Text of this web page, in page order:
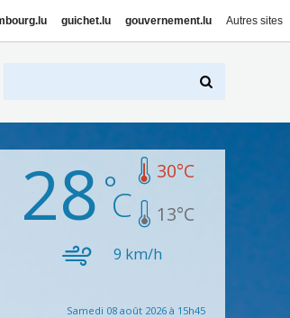
guichet.lu gouvernement.lu Autres sites
28 30°C
13°C
9 km/h
Samedi 08 août 2026 à 15h45